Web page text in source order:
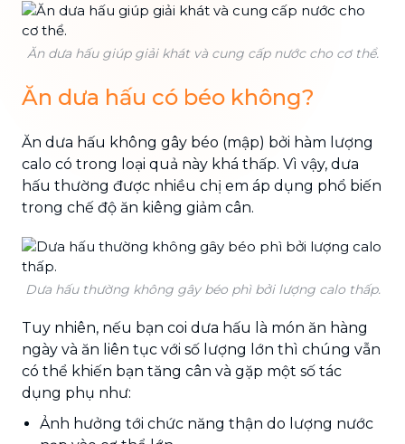
Ăn dưa hấu giúp giải khát và cung cấp nước cho cơ thể.
Ăn dưa hấu có béo không?
Ăn dưa hấu không gây béo (mập) bởi hàm lượng
calo có trong loại quả này khá thấp. Vì vậy, dưa
hấu thường được nhiều chị em áp dụng phổ biến
trong chế độ ăn kiêng giảm cân.
Dưa hấu thường không gây béo phì bởi lượng calo thấp.
Tuy nhiên, nếu bạn coi dưa hấu là món ăn hàng
ngày và ăn liên tục với số lượng lớn thì chúng vẫn
có thể khiến bạn tăng cân và gặp một số tác
dụng phụ như:
Ảnh hưởng tới chức năng thận do lượng nước